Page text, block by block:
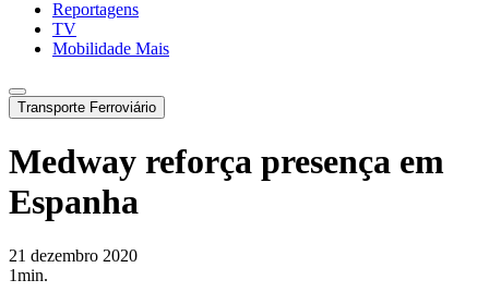
Reportagens
TV
Mobilidade Mais
Transporte Ferroviário
Medway reforça presença em
Espanha
21 dezembro 2020
1min.